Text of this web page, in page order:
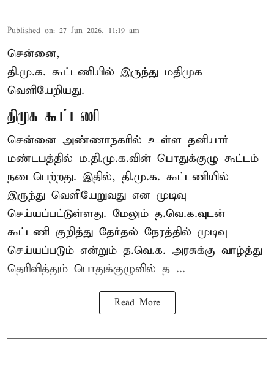
Published on: 27 Jun 2026, 11:19 am
சென்னை,
தி.மு.க. கூட்டணியில் இருந்து மதிமுக
வெளியேறியது.
திமுக கூட்டணி
சென்னை அண்ணாநகரில் உள்ள தனியார்
மண்டபத்தில் ம.தி.மு.க.வின் பொதுக்குழு கூட்டம்
நடைபெற்றது. இதில், தி.மு.க. கூட்டணியில்
இருந்து வெளியேறுவது என முடிவு
செய்யப்பட்டுள்ளது. மேலும் த.வெ.க.வுடன்
கூட்டணி குறித்து தேர்தல் நேரத்தில் முடிவு
செய்யப்படும் என்றும் த.வெ.க. அரசுக்கு வாழ்த்து
தெரிவித்தும் பொதுக்குழுவில் த ...
Read More